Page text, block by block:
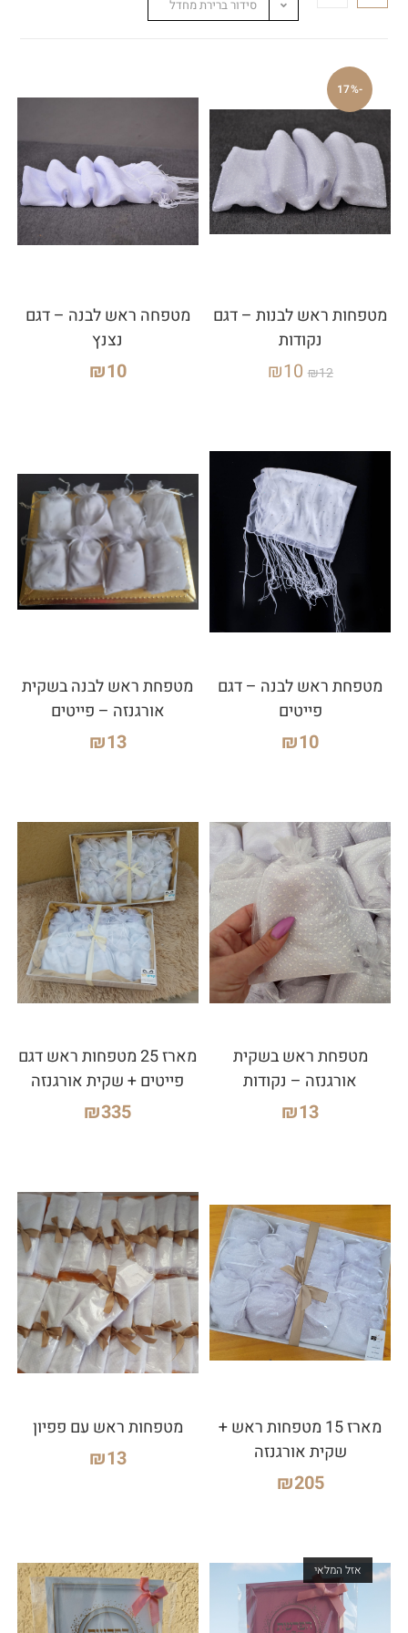
סידור ברירת מחדל
-17%
מטפחות ראש לבנות – דגם
נקודות
₪12
₪10
מטפחה ראש לבנה – דגם
נצנץ
₪10
מטפחת ראש לבנה – דגם
פייטים
₪10
מטפחת ראש לבנה בשקית
אורגנזה – פייטים
₪13
מטפחת ראש בשקית
אורגנזה – נקודות
₪13
מארז 25 מטפחות ראש דגם
פייטים + שקית אורגנזה
₪335
מארז 15 מטפחות ראש +
שקית אורגנזה
₪205
מטפחות ראש עם פפיון
₪13
אזל המלאי